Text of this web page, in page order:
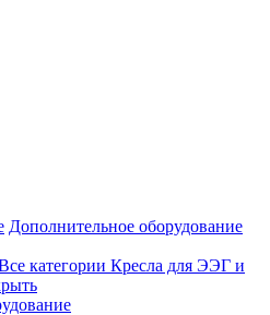
Дополнительное оборудование
категории Кресла для ЭЭГ и